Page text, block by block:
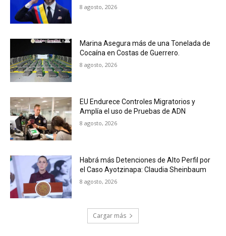
8 agosto, 2026
Marina Asegura más de una Tonelada de
Cocaína en Costas de Guerrero.
8 agosto, 2026
EU Endurece Controles Migratorios y
Amplía el uso de Pruebas de ADN
8 agosto, 2026
Habrá más Detenciones de Alto Perfil por
el Caso Ayotzinapa: Claudia Sheinbaum
8 agosto, 2026
Cargar más